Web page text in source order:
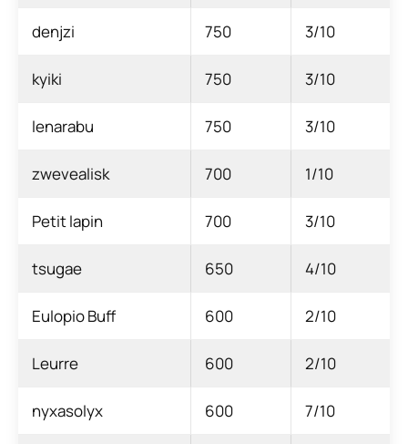
denjzi 750 3/10
kyiki 750 3/10
lenarabu 750 3/10
zwevealisk 700 1/10
Petit lapin 700 3/10
tsugae 650 4/10
Eulopio Buff 600 2/10
Leurre 600 2/10
nyxasolyx 600 7/10